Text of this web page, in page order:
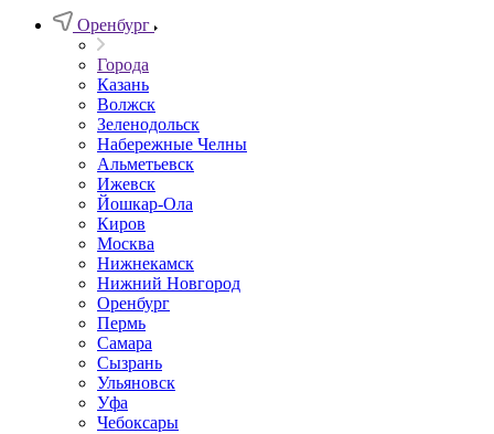
Оренбург
Города
Казань
Волжск
Зеленодольск
Набережные Челны
Альметьевск
Ижевск
Йошкар-Ола
Киров
Москва
Нижнекамск
Нижний Новгород
Оренбург
Пермь
Самара
Сызрань
Ульяновск
Уфа
Чебоксары